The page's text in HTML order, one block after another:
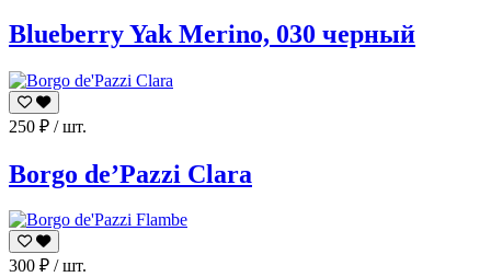
Blueberry Yak Merino, 030 черный
250 ₽ / шт.
Borgo de’Pazzi Clara
300 ₽ / шт.